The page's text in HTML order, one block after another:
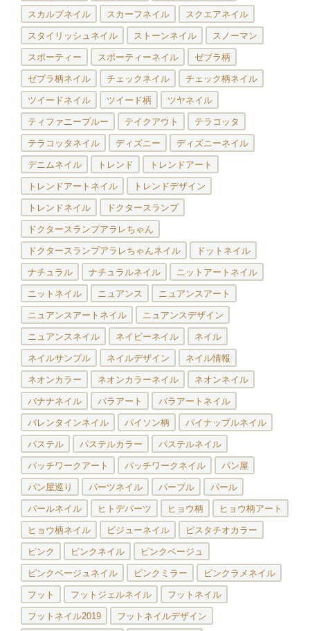
スカルプネイル スカーフネイル スクエアネイル
スタイリッシュネイル ストーンネイル スノーマン
スポーティー スポーティーネイル ゼブラ柄
ゼブラ柄ネイル チェックネイル チェック柄ネイル
ツイードネイル ツイード柄 ツヤネイル
ティファニーブルー テイクアウト テラコッタ
テラコッタネイル ディズニー ディズニーネイル
デニムネイル トレンド トレンドアート
トレンドアートネイル トレンドデザイン
トレンドネイル ドクタースランプ
ドクタースランプアラレちゃん
ドクタースランプアラレちゃんネイル ドットネイル
ナチュラル ナチュラルネイル ニットアートネイル
ニットネイル ニュアンス ニュアンスアート
ニュアンスアートネイル ニュアンスデザイン
ニュアンスネイル ネイビーネイル ネイル
ネイルサンプル ネイルデザイン ネイル情報
ネオンカラー ネオンカラーネイル ネオンネイル
バナナネイル バラアート バラアートネイル
バレンタインネイル パイソン柄 パイナップルネイル
パステル パステルカラー パステルネイル
パッチワークアート パッチワークネイル パン屋
パン屋巡り パーツネイル パープル パール
パールネイル ヒトデパーツ ヒョウ柄 ヒョウ柄アート
ヒョウ柄ネイル ビジューネイル ピスタチオカラー
ピンク ピンクネイル ピンクベージュ
ピンクベージュネイル ピンクミラー ピンクラメネイル
フット フットジェルネイル フットネイル
フットネイル2019 フットネイルデザイン